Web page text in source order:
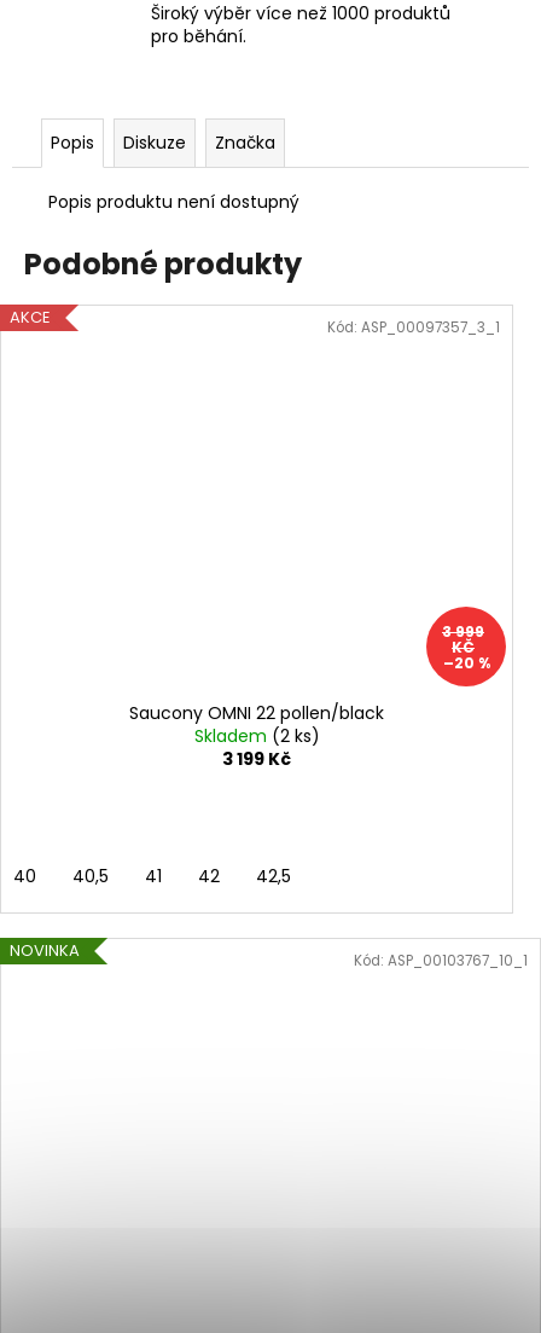
Široký výběr více než 1000 produktů
pro běhání.
Popis Diskuze Značka
Popis produktu není dostupný
Podobné produkty
AKCE
3 999
KČ
–20 %
Saucony OMNI 22 pollen/black
Skladem (2 ks)
3 199 Kč
40 40,5 41 42 42,5
Kód: ASP_00097357_3_1
NOVINKA Kód: ASP_00103767_10_1